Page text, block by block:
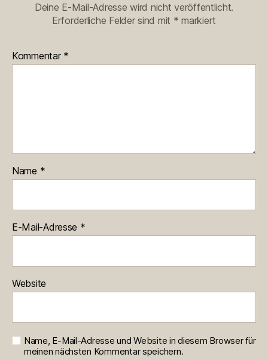
Deine E-Mail-Adresse wird nicht veröffentlicht.
Erforderliche Felder sind mit * markiert
Kommentar *
Name *
E-Mail-Adresse *
Website
Name, E-Mail-Adresse und Website in diesem Browser für
meinen nächsten Kommentar speichern.